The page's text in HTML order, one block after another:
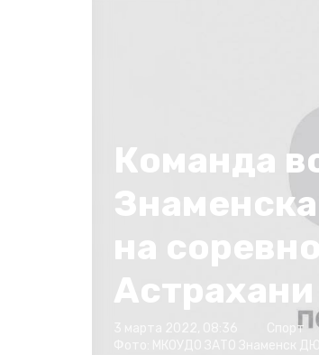
Команда
на
Астрахани
Спорт